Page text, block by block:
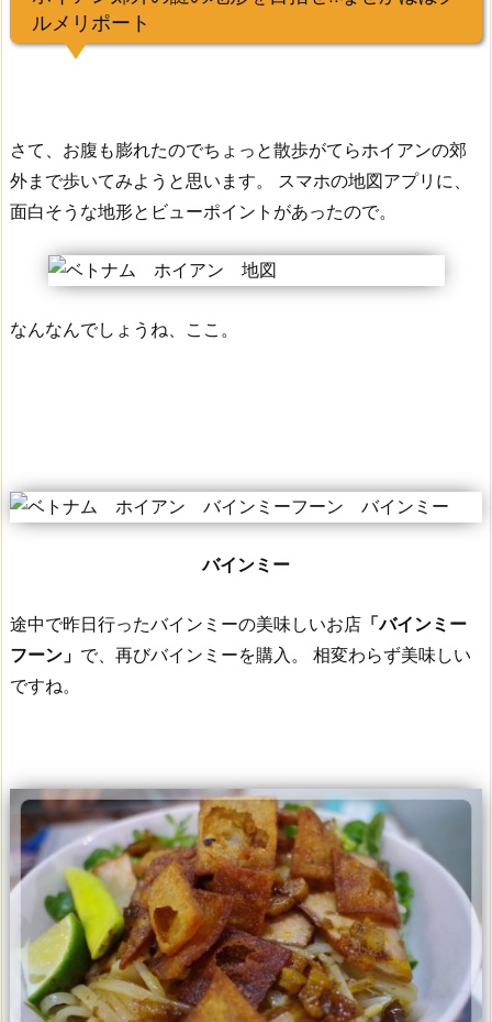
ルメリポート
さて、お腹も膨れたのでちょっと散歩がてらホイアンの郊
外まで歩いてみようと思います。
スマホの地図アプリに、
面白そうな地形とビューポイントがあったので。
なんなんでしょうね、ここ。
バインミー
途中で昨日行ったバインミーの美味しいお店 「バインミー
フーン」 で、再びバインミーを購入。
相変わらず美味しい
ですね。